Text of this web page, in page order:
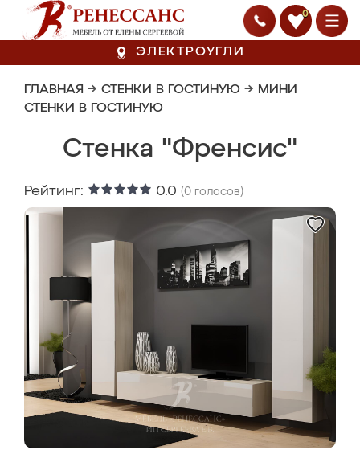
0
ЭЛЕКТРОУГЛИ
ГЛАВНАЯ → СТЕНКИ В ГОСТИНУЮ → МИНИ
СТЕНКИ В ГОСТИНУЮ
Стенка "Френсис"
Рейтинг: 0.0 (0 голосов)